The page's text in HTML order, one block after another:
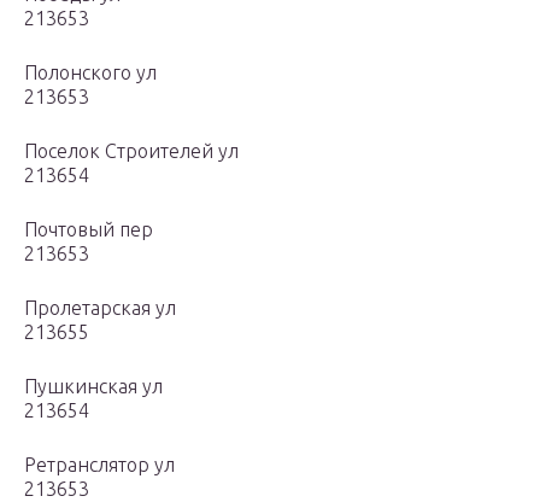
213653
Полонского ул
213653
Поселок Строителей ул
213654
Почтовый пер
213653
Пролетарская ул
213655
Пушкинская ул
213654
Ретранслятор ул
213653